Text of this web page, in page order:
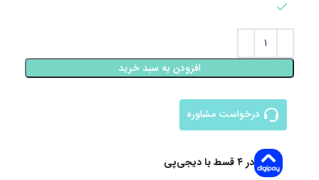
10 در انبار
افزودن به سبد خرید
درخواست مشاوره
در ۴ قسط با دیجی‌پی